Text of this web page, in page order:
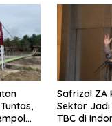
Safrizal ZA
Sektor Jadi
TBC di